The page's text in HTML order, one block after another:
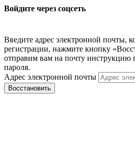
Войдите через соцсеть
Введите адрес электронной почты,
регистрации, нажмите кнопку
отправим вам на почту инструкцию
пароля.
Адрес электронной почты